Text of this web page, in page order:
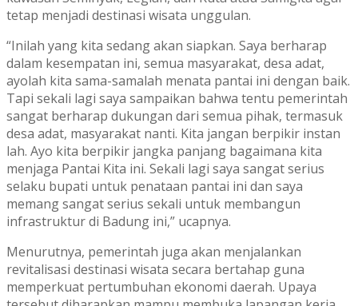
tetap menjadi destinasi wisata unggulan.
“Inilah yang kita sedang akan siapkan. Saya berharap
dalam kesempatan ini, semua masyarakat, desa adat,
ayolah kita sama-samalah menata pantai ini dengan baik.
Tapi sekali lagi saya sampaikan bahwa tentu pemerintah
sangat berharap dukungan dari semua pihak, termasuk
desa adat, masyarakat nanti. Kita jangan berpikir instan
lah. Ayo kita berpikir jangka panjang bagaimana kita
menjaga Pantai Kita ini. Sekali lagi saya sangat serius
selaku bupati untuk penataan pantai ini dan saya
memang sangat serius sekali untuk membangun
infrastruktur di Badung ini,” ucapnya.
Menurutnya, pemerintah juga akan menjalankan
revitalisasi destinasi wisata secara bertahap guna
memperkuat pertumbuhan ekonomi daerah. Upaya